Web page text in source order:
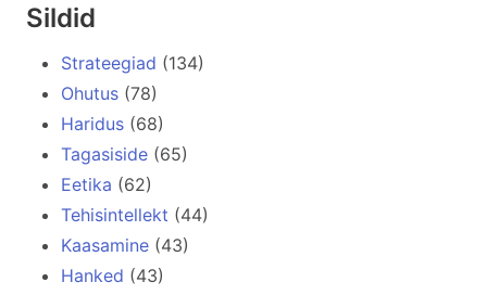
Sildid
Strateegiad (134)
Ohutus (78)
Haridus (68)
Tagasiside (65)
Eetika (62)
Tehisintellekt (44)
Kaasamine (43)
Hanked (43)